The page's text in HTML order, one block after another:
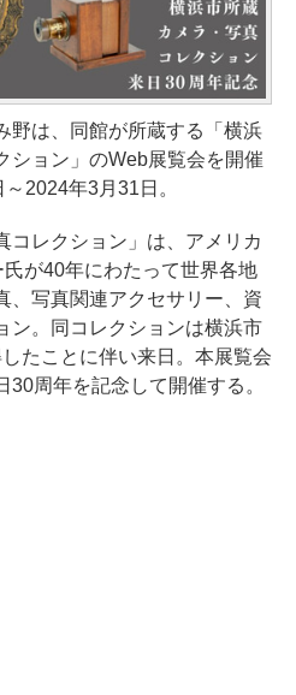
野は、同館が所蔵する「横浜
ション」のWeb展覧会を開催
2024年3月31日。
コレクション」は、アメリカ
が40年にわたって世界各地
、写真関連アクセサリー、資
ン。同コレクションは横浜市
たことに伴い来日。本展覧会
周年を記念して開催する。